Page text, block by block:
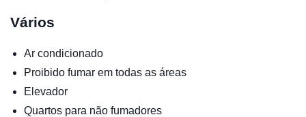
Vários
Ar condicionado
Proibido fumar em todas as áreas
Elevador
Quartos para não fumadores